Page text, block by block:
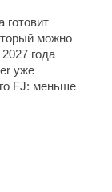
готовит
можно
года
уже
FJ: меньше